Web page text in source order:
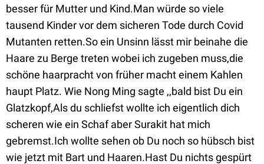
besser für Mutter und Kind.Man würde so viele
tausend Kinder vor dem sicheren Tode durch Covid
Mutanten retten.So ein Unsinn lässt mir beinahe die
Haare zu Berge treten wobei ich zugeben muss,die
schöne haarpracht von früher macht einem Kahlen
haupt Platz. Wie Nong Ming sagte ,,bald bist Du ein
Glatzkopf,Als du schliefst wollte ich eigentlich dich
scheren wie ein Schaf aber Surakit hat mich
gebremst.Ich wollte sehen ob Du noch so hübsch bist
wie jetzt mit Bart und Haaren.Hast Du nichts gespürt